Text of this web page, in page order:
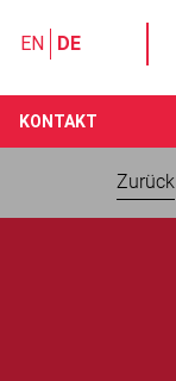
EN DE
KONTAKT
Zurück